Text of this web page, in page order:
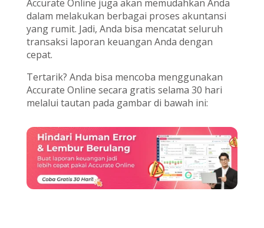
Accurate Online juga akan memudahkan Anda
dalam melakukan berbagai proses akuntansi
yang rumit. Jadi, Anda bisa mencatat seluruh
transaksi laporan keuangan Anda dengan
cepat.
Tertarik? Anda bisa mencoba menggunakan
Accurate Online secara gratis selama 30 hari
melalui tautan pada gambar di bawah ini: